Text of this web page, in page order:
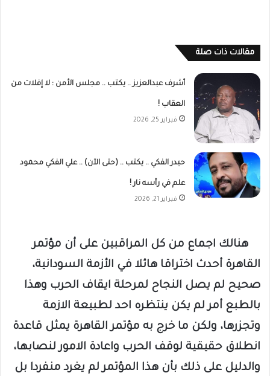
مقالات ذات صلة
أشرف عبدالعزيز .. يكتب .. مجلس الأمن : لا إفلات من
العقاب !
فبراير 25, 2026
حيدر الفكي .. يكتب .. (حتى الآن) .. علي الفكي محمود
علم في رأسه نار !
فبراير 21, 2026
هنالك اجماع من كل المراقبين على أن مؤتمر
القاهرة أحدث اختراقا هائلا في الأزمة السودانية،
صحيح لم يصل النجاح لمرحلة ايقاف الحرب وهذا
بالطبع أمر لم يكن ينتظره احد لطبيعة الازمة
وتجزرها، ولكن ما خرج به مؤتمر القاهرة يمثل قاعدة
انطلاق حقيقية لوقف الحرب واعادة الامور لنصابها،
والدليل على ذلك بأن هذا المؤتمر لم يغرد منفردا بل